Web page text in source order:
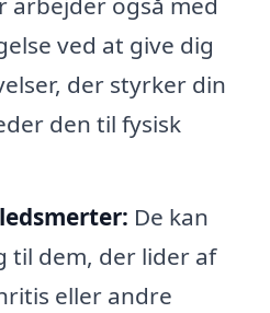
ved at give dig
der styrker din
den til fysisk
De kan
til dem, der lider af
eller andre